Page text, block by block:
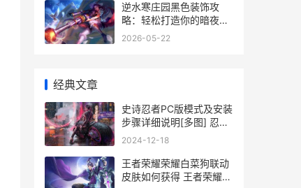
逆水寒庄园黑色装饰攻
略：轻松打造你的暗夜秘
境
2026-05-22
经典文章
史诗忍者PC版模式及安装
步骤详细说明[多图] 忍者
史诗之战
2024-12-18
王者荣耀荣耀白菜狗联动
皮肤如何获得 王者荣耀白